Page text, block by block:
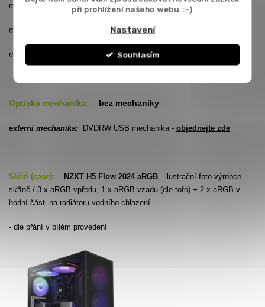
při prohlížení našeho webu. :-)
Nastavení
Souhlasím
možnost přidání SSD disku jako druhý disk: objednejte zde
možnost přidání klasického 1TB jako druhý disk:
možnost přidání klasického 2TB jako druhý disk:
Optická mechanika: bez mechaniky
externí mechanika: DVDRW USB mechanika - objednejte zde
Skříň (case): NZXT H5 Flow 2024 aRGB - ilustrační foto výrobce
skříně / 3 x aRGB vpředu, 1 x aRGB vzadu (dle tofo) + 2 x aRGB v
hodní části na radiátoru vodního chlazení
- dle přání v bílém provedení